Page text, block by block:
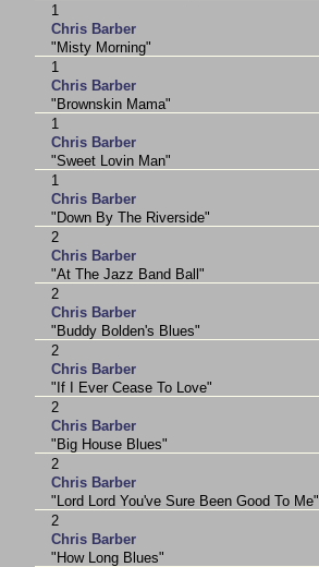
1
Chris Barber
"Misty Morning"
1
Chris Barber
"Brownskin Mama"
1
Chris Barber
"Sweet Lovin Man"
1
Chris Barber
"Down By The Riverside"
2
Chris Barber
"At The Jazz Band Ball"
2
Chris Barber
"Buddy Bolden's Blues"
2
Chris Barber
"If I Ever Cease To Love"
2
Chris Barber
"Big House Blues"
2
Chris Barber
"Lord Lord You've Sure Been Good To Me"
2
Chris Barber
"How Long Blues"